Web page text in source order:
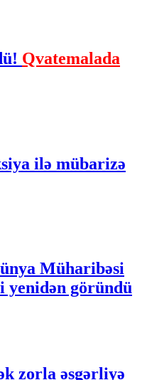
Qvatemalada
ilə mübarizə
Müharibəsi
yenidən göründü
zorla əsgərliyə